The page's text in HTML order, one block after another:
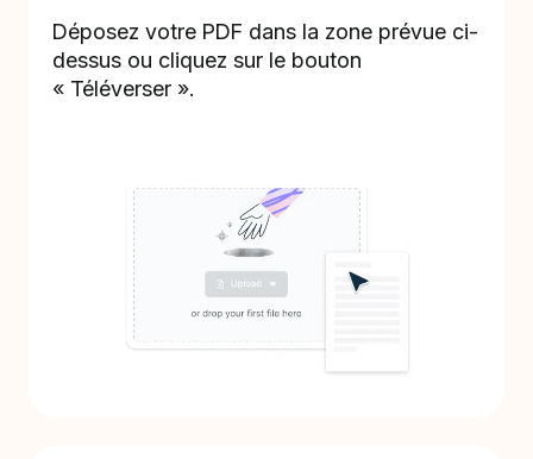
Déposez votre PDF dans la zone prévue ci-
dessus ou cliquez sur le bouton
« Téléverser ».